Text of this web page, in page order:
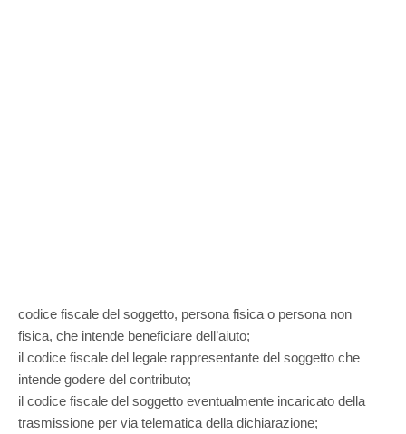
codice fiscale del soggetto, persona fisica o persona non
fisica, che intende beneficiare dell’aiuto;
il codice fiscale del legale rappresentante del soggetto che
intende godere del contributo;
il codice fiscale del soggetto eventualmente incaricato della
trasmissione per via telematica della dichiarazione;